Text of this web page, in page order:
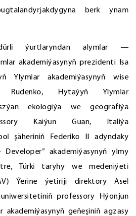
berk ynam
ýurtlaryndan alymlar —
akademiýasynyň prezidenti Isa
Ylymlar akademiýasynyň wise
Rudenko, Hytaýyň Ylymlar
ekologiýa we geografiýa
Kaiýun Guan, Italiýa
şäheriniň Federiko II adyndaky
Developer” akademiýasynyň ylmy
Türki taryhy we medeniýeti
Ýerine ýetiriji direktory Asel
professory Hýonjun
akademiýasynyň geňeşiniň agzasy